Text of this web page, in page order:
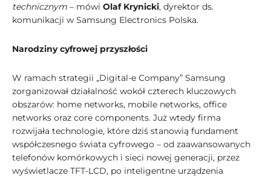
technicznym – mówi Olaf Krynicki, dyrektor ds.
komunikacji w Samsung Electronics Polska.
Narodziny cyfrowej przyszłości
W ramach strategii „Digital-e Company” Samsung
zorganizował działalność wokół czterech kluczowych
obszarów: home networks, mobile networks, office
networks oraz core components. Już wtedy firma
rozwijała technologie, które dziś stanowią fundament
współczesnego świata cyfrowego – od zaawansowanych
telefonów komórkowych i sieci nowej generacji, przez
wyświetlacze TFT-LCD, po inteligentne urządzenia